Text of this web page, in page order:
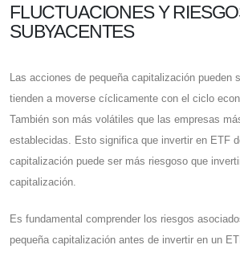
FLUCTUACIONES Y
SUBYACENTES
Las acciones de pequeña capitalización pueden
tienden a moverse cíclicamente con el ciclo
También son más volátiles que las empresas
establecidas. Esto significa que invertir en ETF
capitalización puede ser más riesgoso que
capitalización.
Es fundamental comprender los riesgos
pequeña capitalización antes de invertir en un